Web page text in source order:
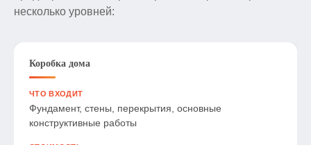
несколько уровней:
Коробка дома
Фундамент, стены, перекрытия, основные
конструктивные работы